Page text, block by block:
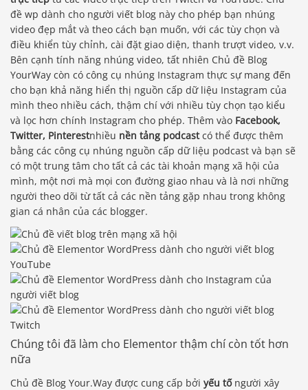
đề wp dành cho người viết blog này cho phép bạn nhúng
video đẹp mắt và theo cách bạn muốn, với các tùy chọn và
điều khiển tùy chỉnh, cài đặt giao diện, thanh trượt video, v.v.
Bên cạnh tính năng nhúng video, tất nhiên Chủ đề Blog
YourWay còn có công cụ nhúng Instagram thực sự mang đến
cho bạn khả năng hiển thị nguồn cấp dữ liệu Instagram của
mình theo nhiều cách, thậm chí với nhiều tùy chọn tạo kiểu
và lọc hơn chính Instagram cho phép. Thêm vào Facebook,
Twitter, Pinterestnhiều nền tảng podcastcó thể được thêm
bằng các công cụ nhúng nguồn cấp dữ liệu podcast và bạn sẽ
có một trung tâm cho tất cả các tài khoản mạng xã hội của
mình, một nơi mà mọi con đường giao nhau và là nơi những
người theo dõi từ tất cả các nền tảng gặp nhau trong không
gian cá nhân của các blogger.
Chúng tôi đã làm cho Elementor thậm chí còn tốt hơn
nữa
Chủ đề Blog Your.Way được cung cấp bởi yếu tốngười xây